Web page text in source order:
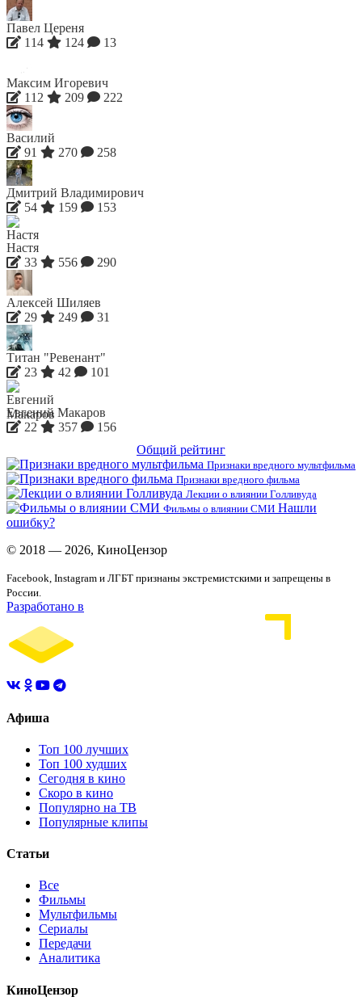
Павел Цереня
114
124 13
Максим Игоревич
112
209 222
Василий
91
270 258
Дмитрий Владимирович
54
159 153
Настя
33
556 290
Алексей Шиляев
29
249 31
Титан "Ревенант"
23
42 101
Евгений Макаров
22
357
156
Общий рейтинг
Признаки вредного мультфильма
Признаки вредного фильма
Лекции о влиянии Голливуда
Фильмы о влиянии СМИ Нашли
ошибку?
© 2018 — 2026, КиноЦензор
Facebook, Instagram и ЛГБТ признаны экстремистскими и запрещены в
России.
Разработано в
Афиша
Топ 100 лучших
Топ 100 худших
Сегодня в кино
Скоро в кино
Популярно на ТВ
Популярные клипы
Статьи
Все
Фильмы
Мультфильмы
Сериалы
Передачи
Аналитика
КиноЦензор